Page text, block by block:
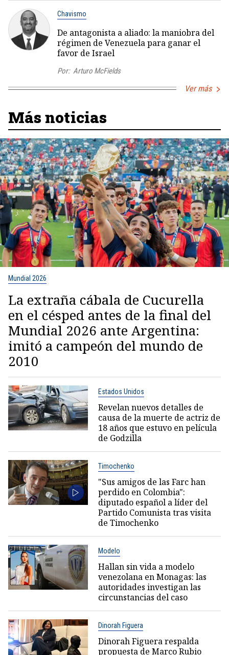
Chavismo
De antagonista a aliado: la maniobra del
régimen de Venezuela para ganar el
favor de Israel
Por: Arturo McFields
Ver más
Más noticias
Mundial 2026
La extraña cábala de Cucurella
en el césped antes de la final del
Mundial 2026 ante Argentina:
imitó a campeón del mundo de
2010
Estados Unidos
Revelan nuevos detalles de
causa de la muerte de actriz de
18 años que estuvo en película
de Godzilla
Timochenko
"Sus amigos de las Farc han
perdido en Colombia":
diputado español a líder del
Partido Comunista tras visita
de Timochenko
Modelo
Hallan sin vida a modelo
venezolana en Monagas: las
autoridades investigan las
circunstancias del caso
Dinorah Figuera
Dinorah Figuera respalda
propuesta de Marco Rubio